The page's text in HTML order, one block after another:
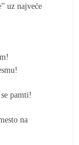
uz najveće
pamti!
na